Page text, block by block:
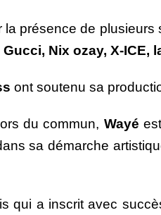
présence de
Nix ozay, X-ICE,
ont soutenu sa
du commun, Wayé
sa démarche
qui a inscrit avec